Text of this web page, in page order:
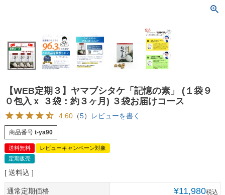
【WEB定期３】ヤマブシタケ「記憶の素」 (１袋９
０包入ｘ ３袋：約３ヶ月) ３袋お届けコース
4.60（5） レビューを書く
商品番号 t-ya90
送料無料
レビューキャンペーン対象
定期販売
送料込
通常定期価格 ¥11,980税込